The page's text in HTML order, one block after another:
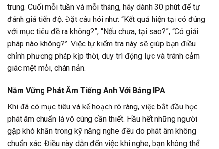
trung. Cuối mỗi tuần và mỗi tháng, hãy dành 30 phút để tự
đánh giá tiến độ. Đặt câu hỏi như: “Kết quả hiện tại có đúng
với mục tiêu đề ra không?”, “Nếu chưa, tại sao?”, “Có giải
pháp nào không?”. Việc tự kiểm tra này sẽ giúp bạn điều
chỉnh phương pháp kịp thời, duy trì động lực và tránh cảm
giác mệt mỏi, chán nản.
Nắm Vững Phát Âm Tiếng Anh Với Bảng IPA
Khi đã có mục tiêu và kế hoạch rõ ràng, việc bắt đầu học
phát âm chuẩn là vô cùng cần thiết. Hầu hết những người
gặp khó khăn trong kỹ năng nghe đều do phát âm không
chuẩn xác. Điều này dẫn đến việc khi nghe, bạn không thể